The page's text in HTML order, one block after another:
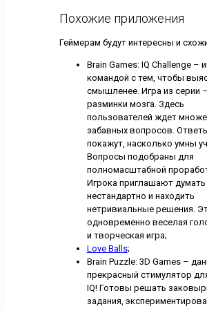
Похожие приложения
Геймерам будут интересны и
Brain Games: IQ Challenge –
командой с тем, чтобы
смышленее. Игра из серии
разминки мозга. Здесь
пользователей ждет
забавных вопросов.
покажут, насколько умны
Вопросы подобраны для
полномасштабной
Игрока приглашают думать
нестандартно и находить
нетривиальные решения.
одновременно веселая
и творческая игра;
Love Balls;
Brain Puzzle: 3D Games –
прекрасный стимулятор
IQ! Готовы решать
задания,